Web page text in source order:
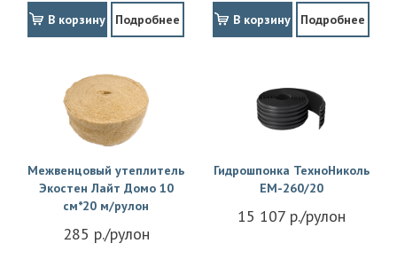
В корзину Подробнее В корзину Подробнее
Межвенцовый утеплитель
Экостен Лайт Домо 10
см*20 м/рулон
285 р./рулон
Гидрошпонка ТехноНиколь
EM-260/20
15 107 р./рулон